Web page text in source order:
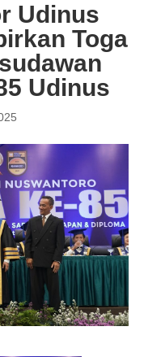
Udinus
Toga
Udinus